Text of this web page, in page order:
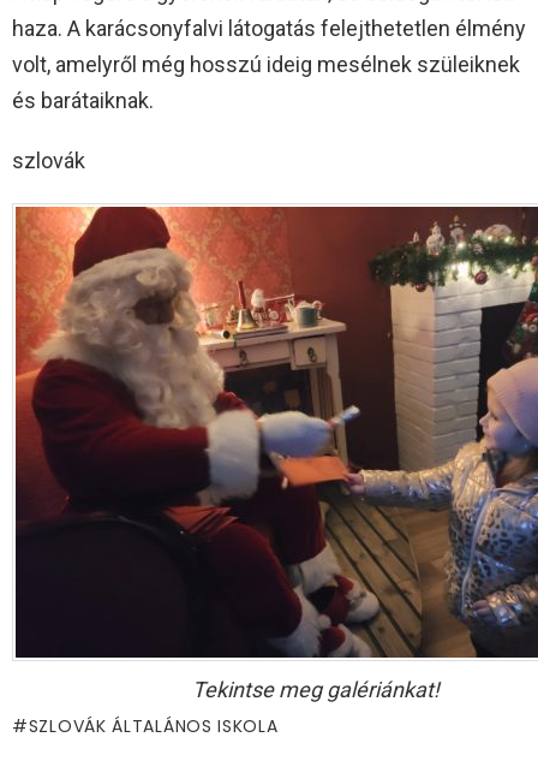
haza. A karácsonyfalvi látogatás felejthetetlen élmény
volt, amelyről még hosszú ideig mesélnek szüleiknek
és barátaiknak.
szlovák
Tekintse meg galériánkat!
SZLOVÁK ÁLTALÁNOS ISKOLA